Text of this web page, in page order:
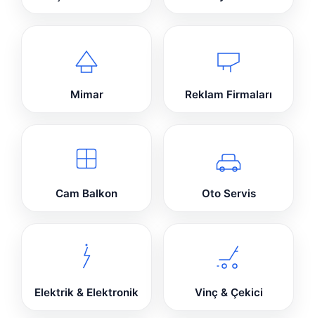
Mimar Reklam Firmaları
Cam Balkon Oto Servis
Elektrik & Elektronik Vinç & Çekici